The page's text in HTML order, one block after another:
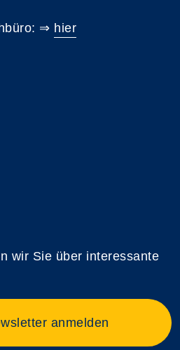
⇒ hier
wir Sie über interessante
anmelden